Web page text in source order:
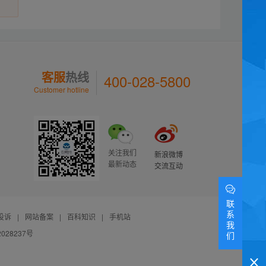
客服热线
Customer hotline 400-028-5800
关注我们
最新动态
新浪微博
交流互动
诉 | 网站备案 | 百科知识 |
手机站
号
联
系
我
们